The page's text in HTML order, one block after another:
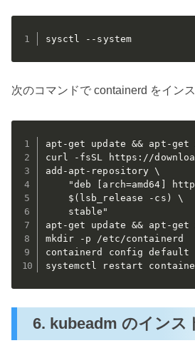
sysctl --system
次のコマンドで containerd をイン
apt-get update && apt-
curl -fsSL https://
add-apt-repository \
"deb [arch=amd64]
    $(lsb_release -cs) \
    stable"
apt-get update && apt-
mkdir -p /etc/containerd
containerd config
systemctl restart
6. kubeadm のインス